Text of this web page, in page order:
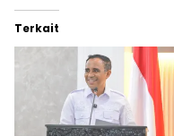
Terkait